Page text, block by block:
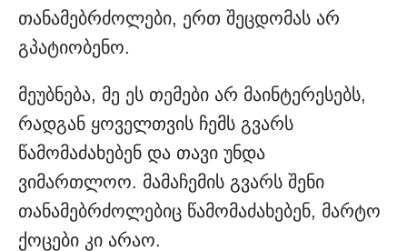
თანამებრძოლები, ერთ შეცდომას არ
გპატიობენო.
მეუბნება, მე ეს თემები არ მაინტერესებს,
რადგან ყოველთვის ჩემს გვარს
წამომაძახებენ და თავი უნდა
ვიმართლოო. მამაჩემის გვარს შენი
თანამებრძოლებიც წამომაძახებენ, მარტო
ქოცები კი არაო.